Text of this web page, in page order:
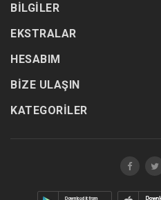
BILGILER
EKSTRALAR
HESABIM
BIZE ULAŞIN
KATEGORILER